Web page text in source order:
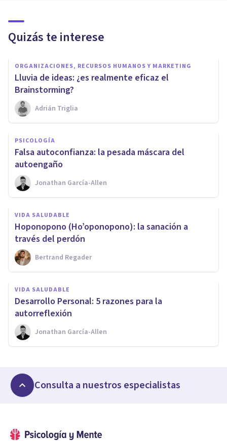
Quizás te interese
ORGANIZACIONES, RECURSOS HUMANOS Y MARKETING
Lluvia de ideas: ¿es realmente eficaz el
Brainstorming?
Adrián Triglia
PSICOLOGÍA
Falsa autoconfianza: la pesada máscara del
autoengaño
Jonathan García-Allen
VIDA SALUDABLE
Hoponopono (Ho’oponopono): la sanación a
través del perdón
Bertrand Regader
VIDA SALUDABLE
Desarrollo Personal: 5 razones para la
autorreflexión
Jonathan García-Allen
Consulta a nuestros especialistas